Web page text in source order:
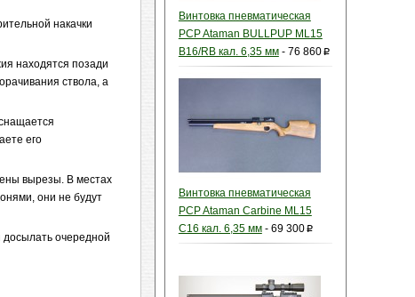
Винтовка пневматическая
PCP Ataman BULLPUP ML15
B16/RB кал. 6,35 мм- 76 860p
Винтовка пневматическая
PCP Ataman Carbine ML15
C16 кал. 6,35 мм- 69 300p
накачки
находятся позади
ствола, а
его
вырезы. В местах
они не будут
досылать очередной